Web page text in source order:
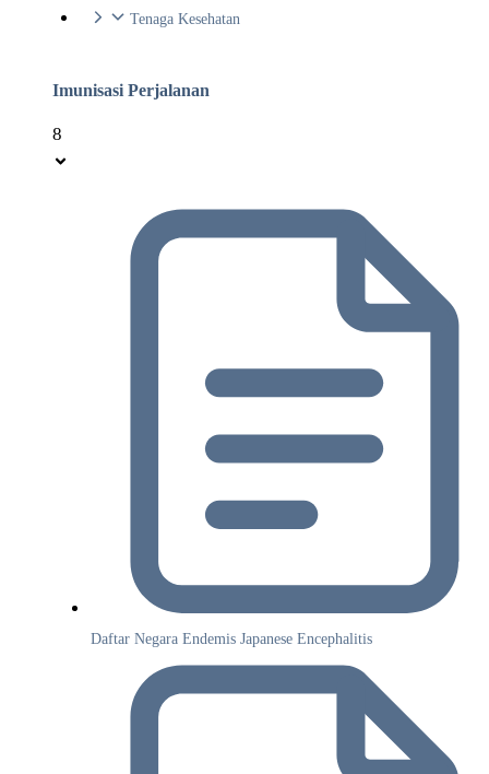
Tenaga Kesehatan
Imunisasi Perjalanan
8
Daftar Negara Endemis Japanese Encephalitis